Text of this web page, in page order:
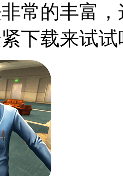
常的丰富
下载来试试